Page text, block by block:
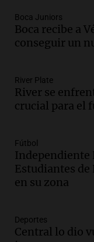
Una mañana
Episodios
Audio.
un
Una mañana
Episodios
con Jujuy
Panorama
Episodios
proteínas
Una mañana
Boca Juniors
Boca recibe a
conseguir un
River Plate
River se
crucial para el
Fútbol
Independiente
Estudiantes de
en su zona
Deportes
Central lo dio